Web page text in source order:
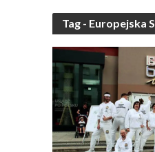
Tag - Europejska